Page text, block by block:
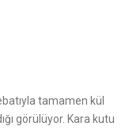
tamamen kül
görülüyor. Kara kutu